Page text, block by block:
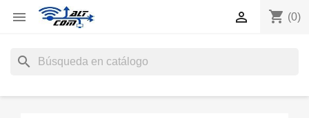
 shopping_cart (0)

search